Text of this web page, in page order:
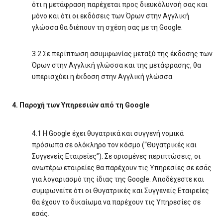
ότι η μετάφραση παρέχεται προς διευκόλυνσή σας και
μόνο και ότι οι εκδόσεις των Όρων στην Αγγλική
γλώσσα θα διέπουν τη σχέση σας με τη Google.
3.2 Σε περίπτωση ασυμφωνίας μεταξύ της έκδοσης των
Όρων στην Αγγλική γλώσσα και της μετάφρασης, θα
υπερισχύει η έκδοση στην Αγγλική γλώσσα.
4. Παροχή των Υπηρεσιών από τη Google
4.1 Η Google έχει θυγατρικά και συγγενή νομικά
πρόσωπα σε ολόκληρο τον κόσμο (“Θυγατρικές και
Συγγενείς Εταιρείες”). Σε ορισμένες περιπτώσεις, οι
ανωτέρω εταιρείες θα παρέχουν τις Υπηρεσίες σε εσάς
για λογαριασμό της ίδιας της Google. Αποδέχεστε και
συμφωνείτε ότι οι Θυγατρικές και Συγγενείς Εταιρείες
θα έχουν το δικαίωμα να παρέχουν τις Υπηρεσίες σε
εσάς.